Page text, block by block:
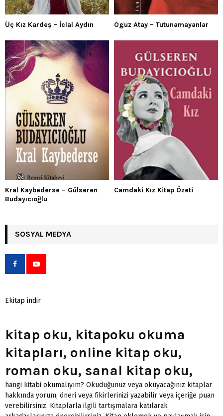
Üç Kız Kardeş – İclal Aydın Oguz Atay – Tutunamayanlar
Kral Kaybederse – Gülseren
Budayıcıoğlu
Camdaki Kız Kitap Özeti
SOSYAL MEDYA
Ekitap indir
kitap oku, kitapoku okuma
kitapları, online kitap oku,
roman oku, sanal kitap oku,
hangi kitabi okumalıyım? Okuduğunuz veya okuyacağınız kitaplar
hakkında yorum, öneri veya fikirlerinizi yazabilir veya içeriğe puan
verebilirsiniz. Kitaplarla ilgili tartışmalara katılarak